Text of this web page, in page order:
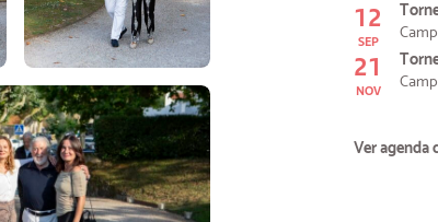
12
SEP
21
NOV
Ver agenda